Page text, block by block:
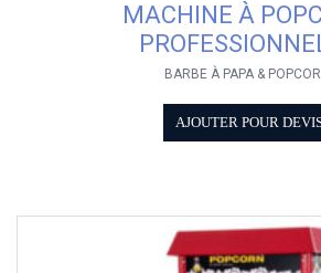
MACHINE À
BARBE À PAPA &
AJOUTER POUR